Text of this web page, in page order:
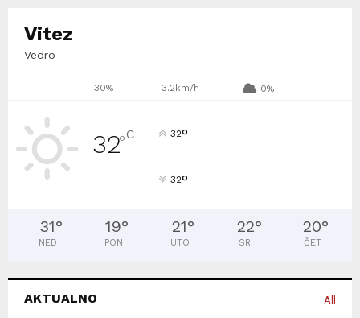
Vitez
Vedro
30% 3.2km/h 0%
32°C 32°
32°
31°
NED
19°
PON
21°
UTO
22°
SRI
20°
ČET
AKTUALNO All